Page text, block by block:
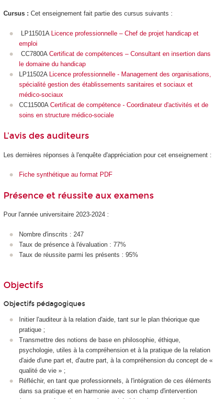
Cursus : Cet enseignement fait partie des cursus suivants :
LP11501A
Licence professionnelle – Chef de projet handicap et
emploi
CC7800A Certificat de compétences – Consultant en insertion dans
le domaine du handicap
LP11502A
Licence professionnelle - Management des organisations,
spécialité gestion des établissements sanitaires et sociaux et
médico-sociaux
CC11500A Certificat de compétence - Coordinateur d'activités et de
soins en structure médico-sociale
L'avis des auditeurs
Les dernières réponses à l'enquête d'appréciation pour cet enseignement :
Fiche synthétique au format PDF
Présence et réussite aux examens
Pour l'année universitaire 2023-2024 :
Nombre d'inscrits : 247
Taux de présence à l'évaluation : 77%
Taux de réussite parmi les présents : 95%
Objectifs
Objectifs pédagogiques
Initier l'auditeur à la relation d'aide, tant sur le plan théorique que
pratique ;
Transmettre des notions de base en philosophie, éthique,
psychologie, utiles à la compréhension et à la pratique de la relation
d'aide d'une part et, d'autre part, à la compréhension du concept de «
qualité de vie » ;
Réfléchir, en tant que professionnels, à l'intégration de ces éléments
dans sa pratique et en harmonie avec son champ d'intervention